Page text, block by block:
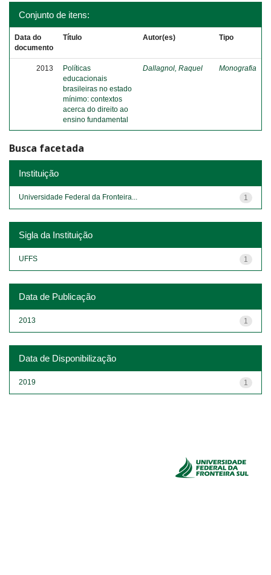
Conjunto de itens:
Data do
documento
Título Autor(es) Tipo
2013
Políticas
educacionais
brasileiras no estado
mínimo: contextos
acerca do direito ao
ensino fundamental
Dallagnol, Raquel Monografia
Busca facetada
Instituição
1
Universidade Federal da Fronteira...
Sigla da Instituição
1
UFFS
Data de Publicação
1
2013
Data de Disponibilização
1
2019